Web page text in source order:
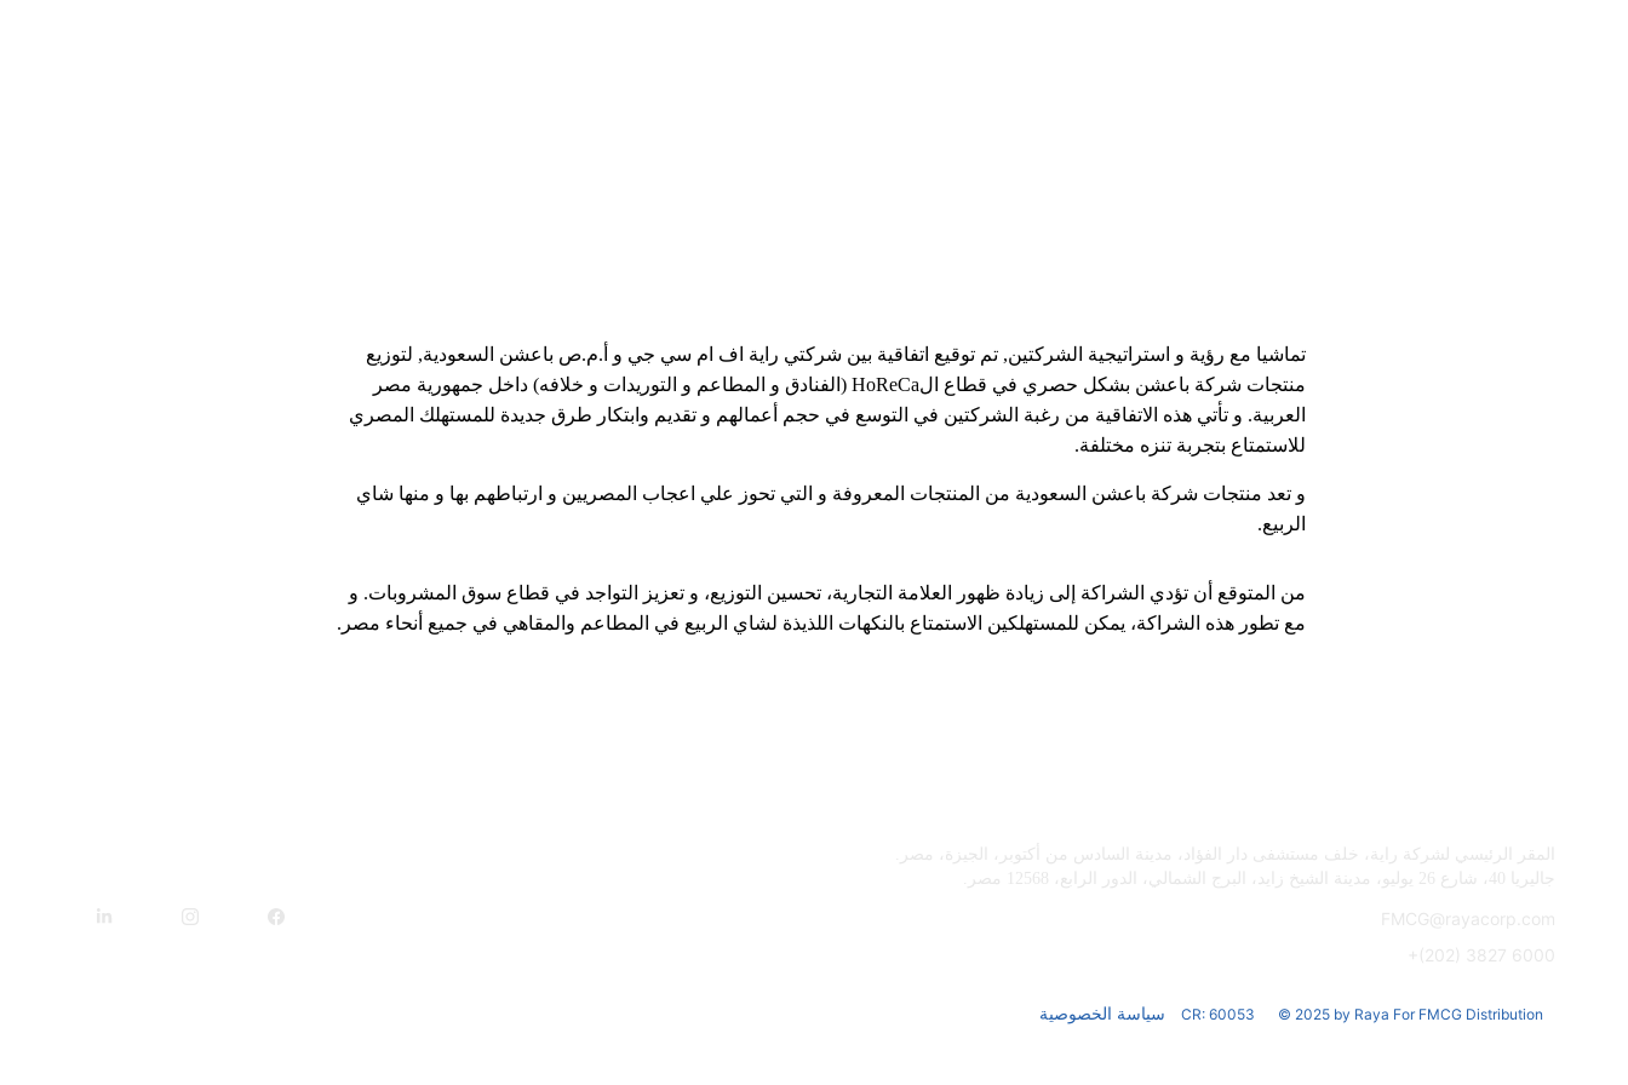
تماشيا مع رؤية و استراتيجية الشركتين, تم توقيع اتفاقية بين شركتي راية اف ام سي جي و أ.م.ص باعشن السعودية, لتوزيع
منتجات شركة باعشن بشكل حصري في قطاع الHoReCa (الفنادق و المطاعم و التوريدات و خلافه) داخل جمهورية مصر
العربية. و تأتي هذه الاتفاقية من رغبة الشركتين في التوسع في حجم أعمالهم و تقديم وابتكار طرق جديدة للمستهلك المصري
للاستمتاع بتجربة تنزه مختلفة.
و تعد منتجات شركة باعشن السعودية من المنتجات المعروفة و التي تحوز علي اعجاب المصريين و ارتباطهم بها و منها شاي
الربيع.
من المتوقع أن تؤدي الشراكة إلى زيادة ظهور العلامة التجارية، تحسين التوزيع، و تعزيز التواجد في قطاع سوق المشروبات. و
مع تطور هذه الشراكة، يمكن للمستهلكين الاستمتاع بالنكهات اللذيذة لشاي الربيع في المطاعم والمقاهي في جميع أنحاء مصر.
FMCG@rayacorp.com
+(202) 3827 6000
© 2025 by Raya For FMCG Distribution
المقر الرئيسي لشركة راية، خلف مستشفى دار الفؤاد، مدينة السادس من أكتوبر، الجيزة، مصر.
CR: 60053
جاليريا 40، شارع 26 يوليو، مدينة الشيخ زايد، البرج الشمالي، الدور الرابع، 12568 مصر.
سياسة الخصوصية